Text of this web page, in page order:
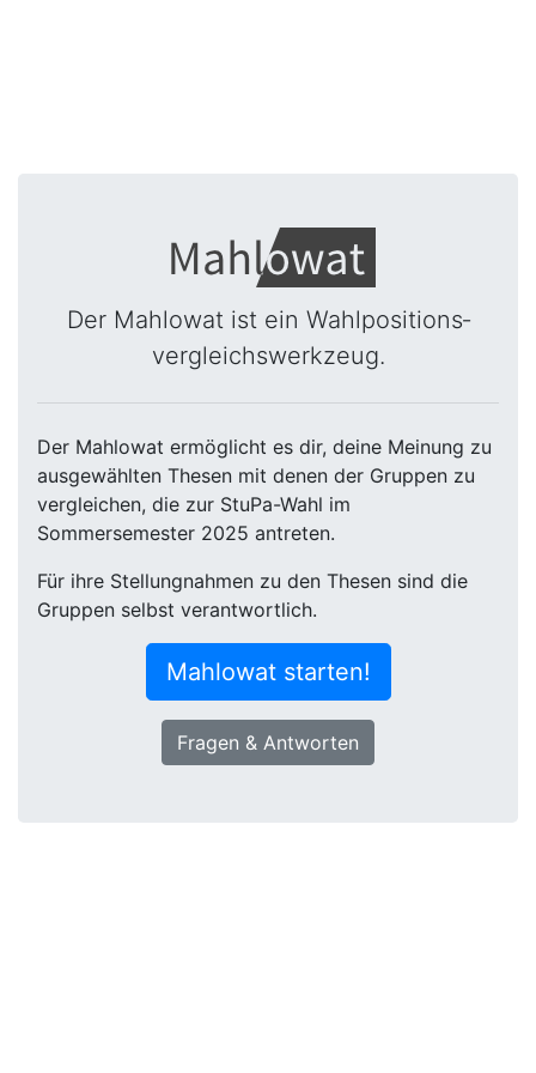
Der Mahlowat ist ein Wahlpositions­
vergleichswerkzeug.
Der Mahlowat ermöglicht es dir, deine Meinung zu
ausgewählten Thesen mit denen der Gruppen zu
vergleichen, die zur StuPa-Wahl im
Sommersemester 2025 antreten.
Für ihre Stellungnahmen zu den Thesen sind die
Gruppen selbst verantwortlich.
Mahlowat starten!
Fragen & Antworten